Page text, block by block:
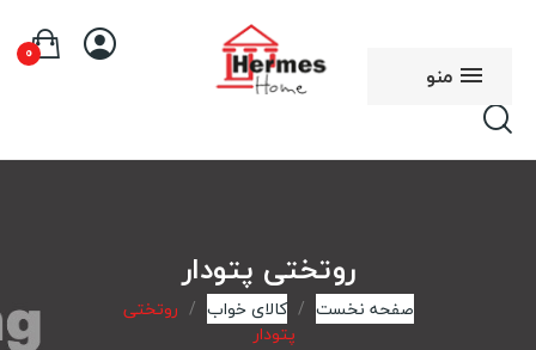
منو
0
روتختی پتودار
صفحه نخست کالای خواب
روتختی
پتودار